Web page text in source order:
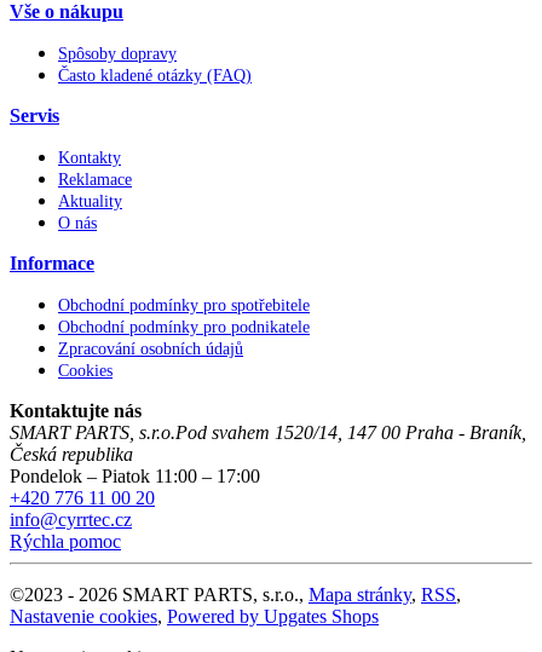
Vše o nákupu
Spôsoby dopravy
Často kladené otázky (FAQ)
Servis
Kontakty
Reklamace
Aktuality
O nás
Informace
Obchodní podmínky pro spotřebitele
Obchodní podmínky pro podnikatele
Zpracování osobních údajů
Cookies
Kontaktujte nás
SMART PARTS, s.r.o.Pod svahem 1520/14 147 00 Praha - Braník,
Česká republika
Pondelok – Piatok 11:00 – 17:00
+420 776 11 00 20
info@cyrrtec.cz
Rýchla pomoc
©2023 - 2026 SMART PARTS, s.r.o., Mapa stránky, RSS,
Nastavenie cookies, Powered by Upgates Shops